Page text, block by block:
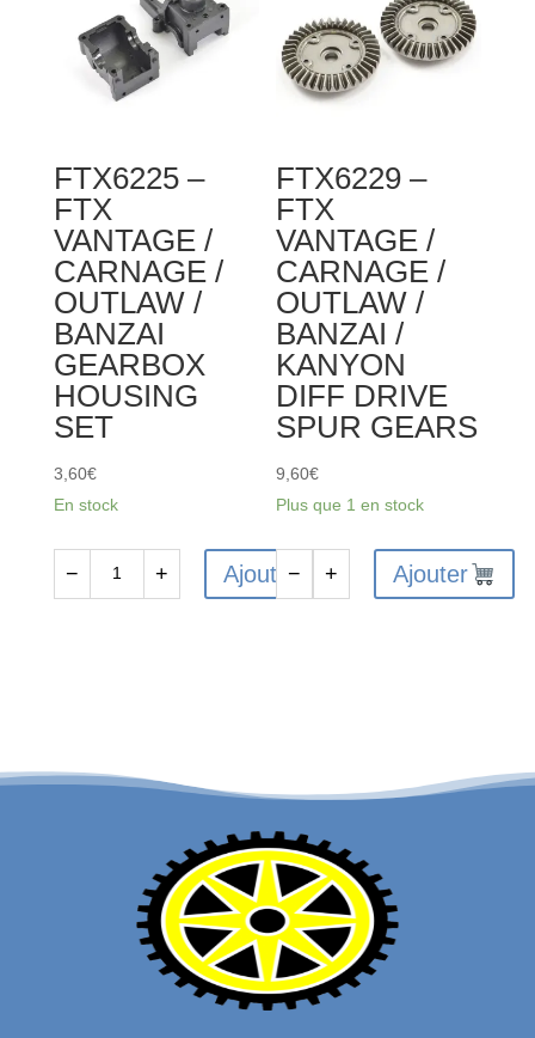
CARNAGE
BANZAI
KANYON
DIFF
DRIVE
GEAR
(2PCS)
OUTLAW
PIN
(2PCS)
FTX6225 –
FTX
VANTAGE /
CARNAGE /
OUTLAW /
BANZAI
GEARBOX
HOUSING
SET
3,60€
En stock
/
− + Ajouter
FTX6229 –
FTX
VANTAGE /
CARNAGE /
OUTLAW /
BANZAI /
KANYON
DIFF DRIVE
SPUR GEARS
9,60€
Plus que 1 en stock
CARNAGE
/
OUTLAW
/
BANZAI
/
KANYON
− + Ajouter